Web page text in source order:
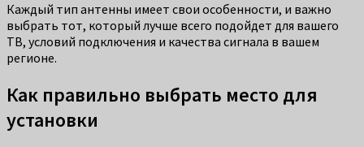
Каждый тип антенны имеет свои особенности, и важно
выбрать тот, который лучше всего подойдет для вашего
ТВ, условий подключения и качества сигнала в вашем
регионе.
Как правильно выбрать место для
установки